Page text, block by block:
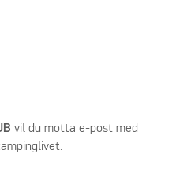
vil du motta e-post med